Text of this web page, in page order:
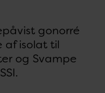
gonorré
af isolat til
og Svampe